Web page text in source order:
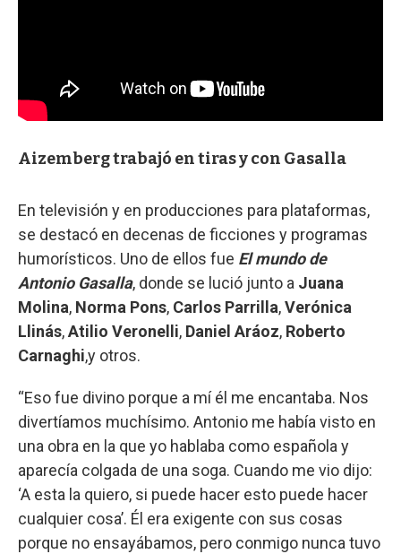
Aizemberg trabajó en tiras y con Gasalla
En televisión y en producciones para plataformas,
se destacó en decenas de ficciones y programas
humorísticos. Uno de ellos fue El mundo de
Antonio Gasalla, donde se lució junto a Juana
Molina, Norma Pons, Carlos Parrilla,Verónica
Llinás,Atilio Veronelli, Daniel Aráoz, Roberto
Carnaghi,y otros.
“Eso fue divino porque a mí él me encantaba. Nos
divertíamos muchísimo. Antonio me había visto en
una obra en la que yo hablaba como española y
aparecía colgada de una soga. Cuando me vio dijo:
‘A esta la quiero, si puede hacer esto puede hacer
cualquier cosa’. Él era exigente con sus cosas
porque no ensayábamos, pero conmigo nunca tuvo